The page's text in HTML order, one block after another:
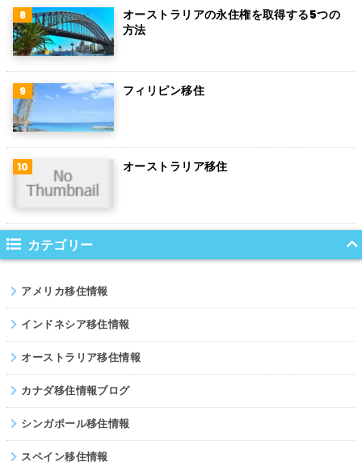
チリ
デンマーク
ハンガリー
ポーランド
南アフリカ
サウジアラビア
コロンビア
ノルウェー
ネパール
パキスタン
オーストラリアの永住権を取得する5つの
方法
フィリピン移住
オーストラリア移住
カテゴリー
アメリカ移住情報
インドネシア移住情報
オーストラリア移住情報
カナダ移住情報ブログ
シンガポール移住情報
スペイン移住情報